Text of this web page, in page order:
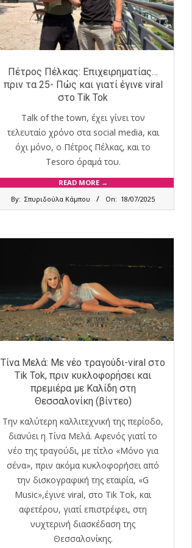
Πέτρος Πέλκας: Επιχειρηματίας…
πριν τα 25- Πώς και γιατί έγινε viral
στο Tik Tok
Τalk of the town, έχει γίνει τον
τελευταίο χρόνο στα social media, και
όχι μόνο, ο Πέτρος Πέλκας, και το
Τesoro όραμά του.
READ MORE →
By: Σπυριδούλα Κάμπου On: 18/07/2025
Tίνα Μελά: Με νέο τραγούδι-viral στο
Tik Tok, πριν κυκλοφορήσει και
πρεμιέρα με Καλίδη στη
Θεσσαλονίκη (βίντεο)
Την καλύτερη καλλιτεχνική της περίοδο,
διανύει η Τίνα Μελά. Αφενός γιατί το
νέο της τραγούδι, με τίτλο «Μόνο για
σένα», πριν ακόμα κυκλοφορήσει από
την δισκογραφική της εταιρία, «G
Music»,έγινε viral, στο Τik Tok, και
αφετέρου, γιατί επιστρέφει, στη
νυχτερινή διασκέδαση της
Θεσσαλονίκης.